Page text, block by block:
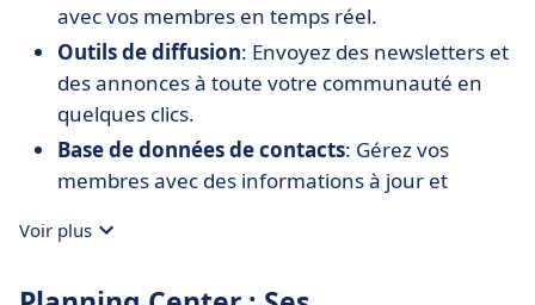
avec vos membres en temps réel.
Outils de diffusion: Envoyez des newsletters et
des annonces à toute votre communauté en
quelques clics.
Base de données de contacts: Gérez vos
membres avec des informations à jour et
Voir plus